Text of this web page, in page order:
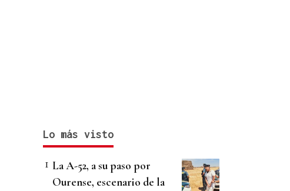
Lo más visto
La A-52, a su paso por
Ourense, escenario de la